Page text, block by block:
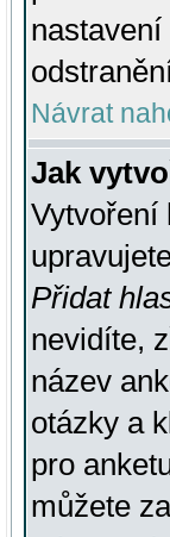
Návrat
Jak
Vytvoření
Přidat
nevidíte,
název
otázky a
pro
můžete